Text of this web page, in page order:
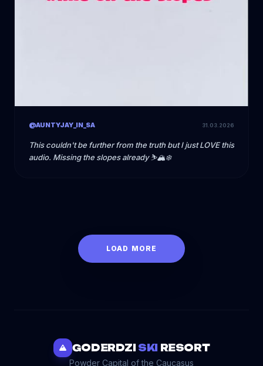
@AUNTYJAY_IN_SA 31.03.2026
This couldn't be further from the truth but I just LOVE this
audio. Missing the slopes already ⛷️🏔❄️
LOAD MORE
GODERDZI SKI RESORT
Powder Capital of the Caucasus